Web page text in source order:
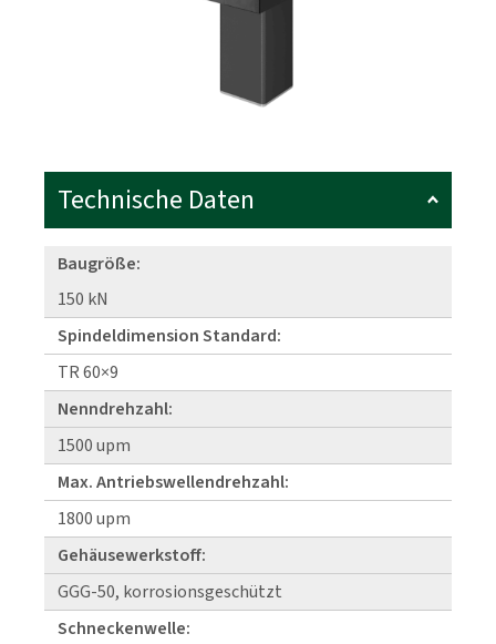
Technische Daten
Baugröße:
150 kN
Spindeldimension Standard:
TR 60×9
Nenndrehzahl:
1500 upm
Max. Antriebswellendrehzahl:
1800 upm
Gehäusewerkstoff:
GGG-50, korrosionsgeschützt
Schneckenwelle: